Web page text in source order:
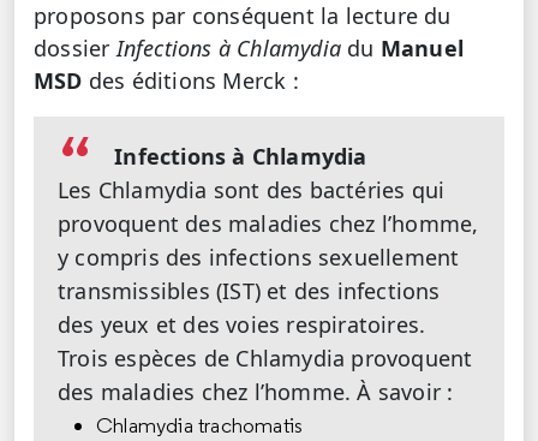
proposons par conséquent la lecture du
dossierInfections à Chlamydia du Manuel
MSD des éditions Merck :
Infections à Chlamydia
Les Chlamydia sont des bactéries qui
provoquent des maladies chez l’homme,
y compris des infections sexuellement
transmissibles (IST) et des infections
des yeux et des voies respiratoires.
Trois espèces de Chlamydia provoquent
des maladies chez l’homme. À savoir :
Chlamydia trachomatis